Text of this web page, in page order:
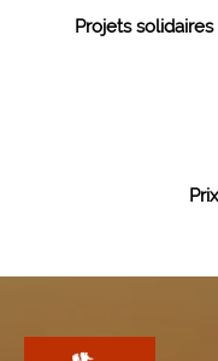
Projets solidaires